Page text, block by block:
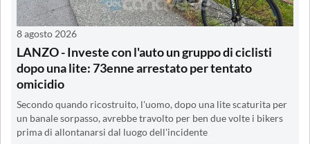
8 agosto 2026
LANZO - Investe con l'auto un gruppo di ciclisti
dopo una lite: 73enne arrestato per tentato
omicidio
Secondo quando ricostruito, l'uomo, dopo una lite scaturita per
un banale sorpasso, avrebbe travolto per ben due volte i bikers
prima di allontanarsi dal luogo dell'incidente